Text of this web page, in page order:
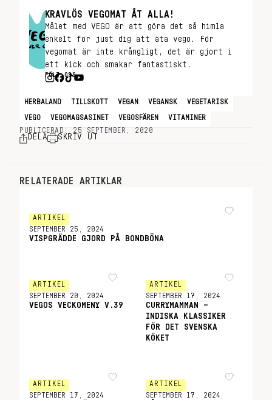
KRAVLÖS VEGOMAT ÅT ALLA!
Målet med VEGO är att göra det så himla
enkelt för just dig att äta vego. För
vegomat är inte krångligt, det är gjort i
ett kick och smakar fantastiskt.
FÖLJ OSS
HERBALAND TILLSKOTT VEGAN VEGANSK VEGETARISK
VEGO VEGOMAGSASINET VEGOSFÄREN
VITAMINER
PUBLICERAD: 25 SEPTEMBER, 2020
DELA SKRIV UT
RELATERADE ARTIKLAR
ARTIKEL
SEPTEMBER 25, 2024
VISPGRÄDDE GJORD PÅ BONDBÖNA
ARTIKEL
SEPTEMBER 20, 2024
VEGOS VECKOMENY V.39
ARTIKEL
SEPTEMBER 17, 2024
CURRYMAMMAN –
INDISKA KLASSIKER
FÖR DET SVENSKA
KÖKET
ARTIKEL
SEPTEMBER 17, 2024
ARTIKEL
SEPTEMBER 17, 2024